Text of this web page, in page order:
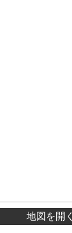
地図を開く